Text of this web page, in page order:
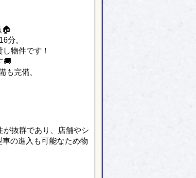
🏠
分。
物件です！
🚚
も完備。
抜群であり、店舗やシ
の進入も可能なため物